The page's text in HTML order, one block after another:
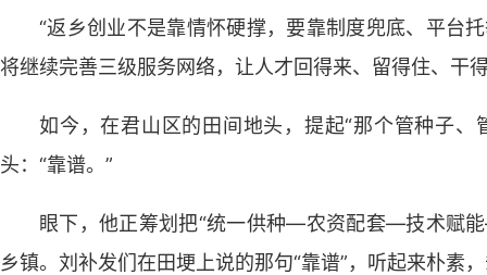
“返乡创业不是靠情怀硬撑，要靠制度兜底、平台
将继续完善三级服务网络，让人才回得来、留得住、干
如今，在君山区的田间地头，提起“那个管种子
头：“靠谱。”
眼下，他正筹划把“统一供种—农资配套—技术赋
乡镇。刘补发们在田埂上说的那句“靠谱”，听起来朴